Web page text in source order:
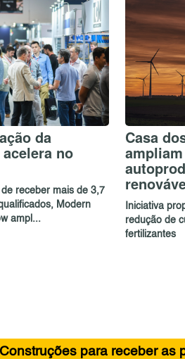
da
no
receber mais de 3,7
Modern
ampl...
Casa
Iniciativa
redução de
fertilizantes
para receber as